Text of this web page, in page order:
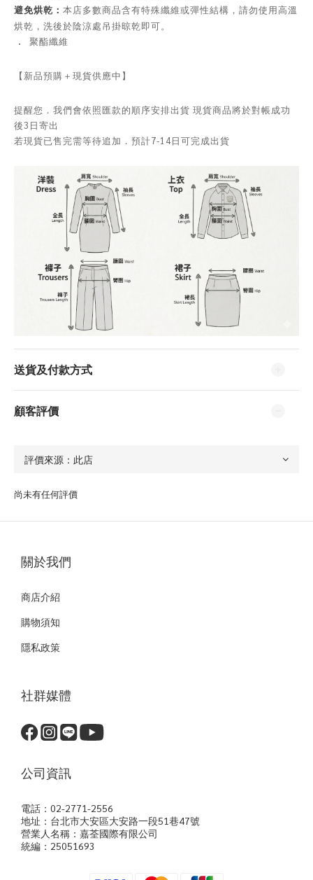
避免烘乾： 本店多數商品含有特殊纖維或彈性結構，請勿使用高溫
烘乾，洗後於陰涼處吊掛晾乾即可。
． 聚酯纖維
【新品預購＋現貨供應中】
提醒您．我們會依照匯款的順序安排出貨 現貨商品將於對帳成功
後3日寄出
若現貨已售完需等待追加．預計7-14日可完成出貨
送貨及付款方式
顧客評價
尚未有任何評價
關於我們
商店介紹
購物須知
隱私政策
社群媒體
公司資訊
電話：02-2771-2556
地址：台北市大安區大安路一段51巷47號
營業人名稱：嘉荃國際有限公司
統編：25051693